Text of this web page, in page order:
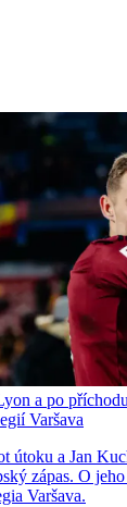
a po
Varšava
útoku a Jan
zápas. O
Varšava.